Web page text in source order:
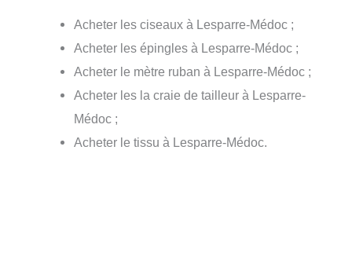
Acheter les ciseaux à Lesparre-Médoc ;
Acheter les épingles à Lesparre-Médoc ;
Acheter le mètre ruban à Lesparre-Médoc ;
Acheter les la craie de tailleur à Lesparre-
Médoc ;
Acheter le tissu à Lesparre-Médoc.